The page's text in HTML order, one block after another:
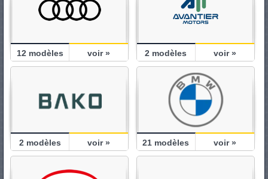
12modèles voir » 2 modèles voir »
2modèles voir » 21 modèles voir »